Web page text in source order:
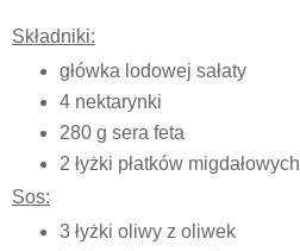
Składniki:
główka lodowej sałaty
4 nektarynki
280 g sera feta
2 łyżki płatków migdałowych
Sos:
3 łyżki oliwy z oliwek